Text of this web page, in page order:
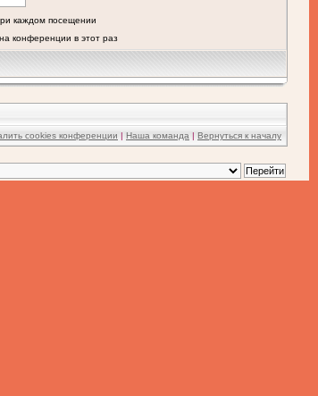
каждом посещении
конференции в этот раз
cookies конференции | Наша команда | Вернуться к началу